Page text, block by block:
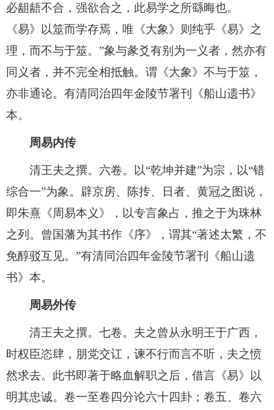
必龃龉不合，强欲合之，此易学之所繇晦也。
《易》以筮而学存焉，唯《大象》则纯乎《易》之
理，而不与于筮。”象与彖爻有别为一义者，然亦有
同义者，并不完全相抵触。谓《大象》不与于筮，
亦非通论。有清同治四年金陵节署刊《船山遗书》
本。
周易内传
清王夫之撰。六卷。以“乾坤并建”为宗，以“错
综合一”为象。辟京房、陈抟、日者、黄冠之图说，
即朱熹《周易本义》，以专言象占，推之于为珠林
之列。曾国藩为其书作《序》，谓其“著述太繁，不
免醇驳互见。”有清同治四年金陵节署刊《船山遗
书》本。
周易外传
清王夫之撰。七卷。夫之曾从永明王于广西，
时权臣恣肆，朋党交讧，谏不行而言不听，夫之愤
然求去。此书即著于略血解职之后，借言《易》以
明其忠诚。卷一至卷四分论六十四卦；卷五、卷六